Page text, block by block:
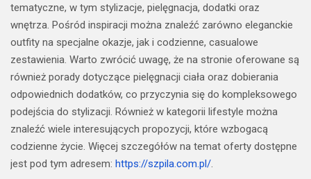
tematyczne, w tym stylizacje, pielęgnacja, dodatki oraz
wnętrza. Pośród inspiracji można znaleźć zarówno eleganckie
outfity na specjalne okazje, jak i codzienne, casualowe
zestawienia. Warto zwrócić uwagę, że na stronie oferowane są
również porady dotyczące pielęgnacji ciała oraz dobierania
odpowiednich dodatków, co przyczynia się do kompleksowego
podejścia do stylizacji. Również w kategorii lifestyle można
znaleźć wiele interesujących propozycji, które wzbogacą
codzienne życie. Więcej szczegółów na temat oferty dostępne
jest pod tym adresem: https://szpila.com.pl/.